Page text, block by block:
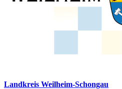
Landkreis Weilheim-Schongau